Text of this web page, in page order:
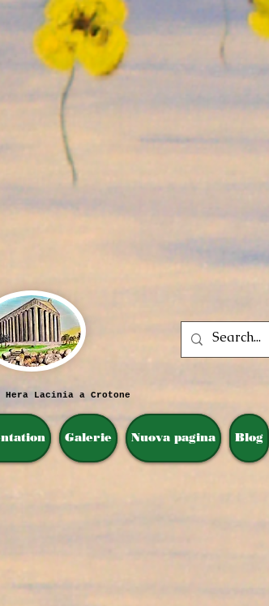
Lacinia a Crotone
Galerie Nuova pagina Blog